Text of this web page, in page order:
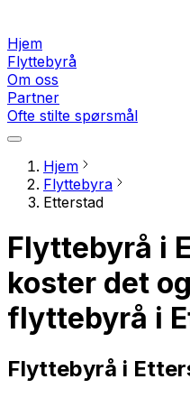
Hjem
Flyttebyrå
Om oss
Partner
Ofte stilte spørsmål
Hjem
Flyttebyra
Etterstad
Flyttebyrå i
koster det
flyttebyrå i
Flyttebyrå i